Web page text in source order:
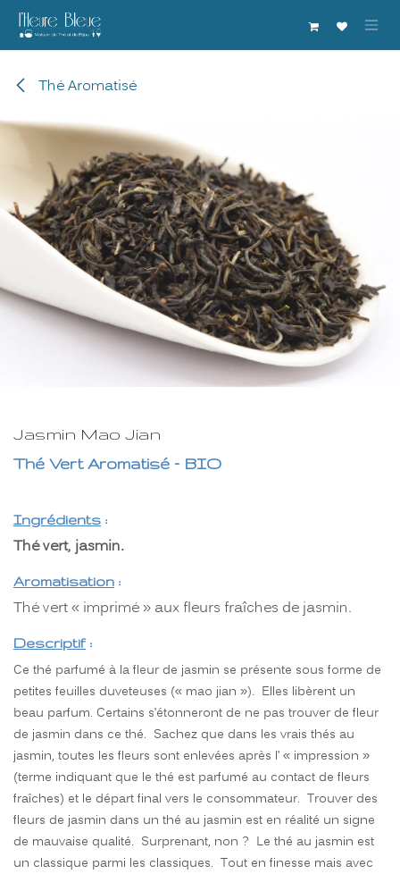
Se rendre au contenu
Thé Aromatisé
Jasmin Mao Jian
Thé Vert Aromatisé – BIO
Ingrédients :
Thé vert, jasmin.
Aromatisation :
Thé vert « imprimé » aux fleurs fraîches de jasmin.
Descriptif:
Ce thé parfumé à la fleur de jasmin se présente sous forme de
petites feuilles duveteuses (« mao jian »). Elles libèrent un
beau parfum. Certains s’étonneront de ne pas trouver de fleur
de jasmin dans ce thé. Sachez que dans les vrais thés au
jasmin, toutes les fleurs sont enlevées après l’ « impression »
(terme indiquant que le thé est parfumé au contact de fleurs
fraîches) et le départ final vers le consommateur. Trouver des
fleurs de jasmin dans un thé au jasmin est en réalité un signe
de mauvaise qualité. Surprenant, non ? Le thé au jasmin est
un classique parmi les classiques. Tout en finesse mais avec